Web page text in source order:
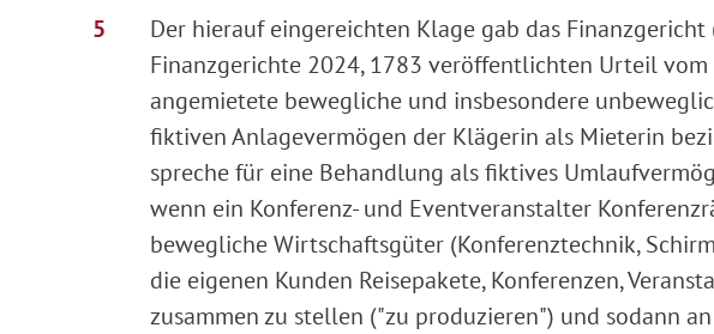
Der hierauf eingereichten Klage gab das
Finanzgerichte 2024, 1783 veröffentlichten Urteil
angemietete bewegliche und insbesondere
fiktiven Anlagevermögen der Klägerin als Mieterin
spreche für eine Behandlung als fiktives
wenn ein Konferenz- und Eventveranstalter
bewegliche Wirtschaftsgüter (Konferenztechnik,
die eigenen Kunden Reisepakete, Konferenzen,
zusammen zu stellen ("zu produzieren") und sodann